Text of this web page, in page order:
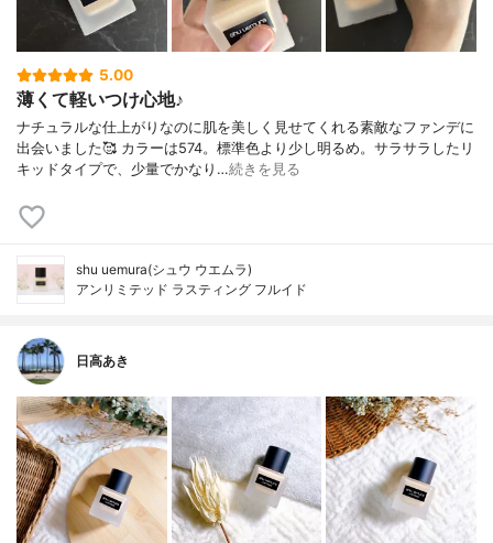
5.00
薄くて軽いつけ心地♪
ナチュラルな仕上がりなのに肌を美しく見せてくれる素敵なファンデに
出会いました🥰 カラーは574。標準色より少し明るめ。サラサラしたリ
キッドタイプで、少量でかなり…続きを見る
shu uemura(シュウ ウエムラ)
アンリミテッド ラスティング フルイド
日高あき